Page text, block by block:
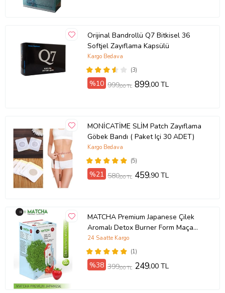
Orijinal Bandrollü Q7 Bitkisel 36
Softjel Zayıflama Kapsülü
(3)
Kargo Bedava
%10 999,00 TL 899,00 TL
MONİCATİME SLİM Patch Zayıflama
Göbek Bandı ( Paket Içi 30 ADET)
(5)
Kargo Bedava
%21 580,00 TL 459,90 TL
MATCHA Premium Japanese Çilek
Aromalı Detox Burner Form Maça
Çayı 1 Kutu
(1)
24 Saatte Kargo
%38 399,00 TL 249,00 TL